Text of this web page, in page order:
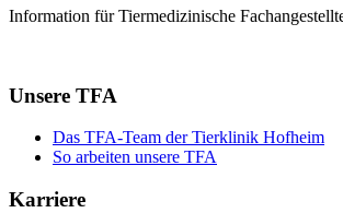
Information für Tiermedizinische
Unsere TFA
Das TFA-Team der Tierklinik Hofheim
So arbeiten unsere TFA
Karriere